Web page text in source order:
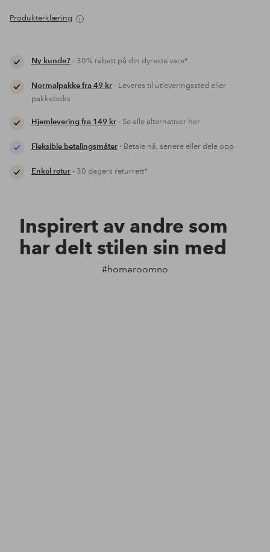
Produkterklæring
Ny kunde?- 30% rabatt på din dyreste vare*
Normalpakke fra 49 kr- Leveres til utleveringssted eller
pakkeboks
Hjemlevering fra 149 kr- Se alle alternativer her
Fleksible betalingsmåter- Betale nå, senere eller dele opp
Enkel retur- 30 dagers returrett*
Inspirert av andre som
har delt stilen sin med
#homeroomno